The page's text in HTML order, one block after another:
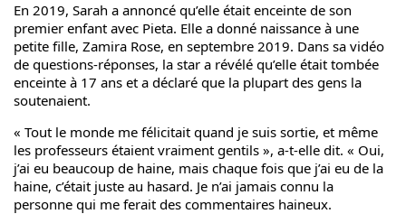
En 2019, Sarah a annoncé qu’elle était enceinte de son
premier enfant avec Pieta. Elle a donné naissance à une
petite fille, Zamira Rose, en septembre 2019. Dans sa vidéo
de questions-réponses, la star a révélé qu’elle était tombée
enceinte à 17 ans et a déclaré que la plupart des gens la
soutenaient.
« Tout le monde me félicitait quand je suis sortie, et même
les professeurs étaient vraiment gentils », a-t-elle dit. « Oui,
j’ai eu beaucoup de haine, mais chaque fois que j’ai eu de la
haine, c’était juste au hasard. Je n’ai jamais connu la
personne qui me ferait des commentaires haineux.